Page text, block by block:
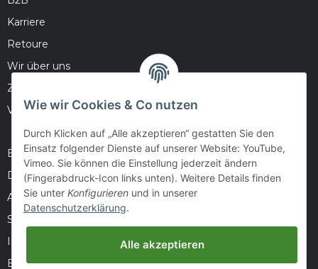
Karriere
Retoure
Wir über uns
Zahlungsmöglichkeiten
Versandinformationen
Barrierefreiheitserklärung
Datenschutz
AGB
Sitemap
Impressum
Batteriegesetzhinweise
Wie wir Cookies & Co nutzen
Durch Klicken auf „Alle akzeptieren“ gestatten Sie den
Einsatz folgender Dienste auf unserer Website: YouTube,
Vimeo. Sie können die Einstellung jederzeit ändern
(Fingerabdruck-Icon links unten). Weitere Details finden
Sie unter Konfigurieren und in unserer
Datenschutzerklärung.
Alle akzeptieren